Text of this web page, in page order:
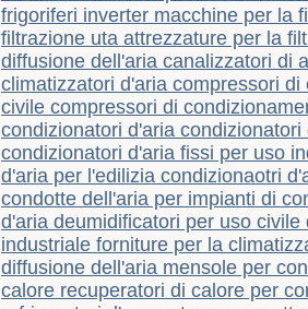
frigoriferi inverter macchine per la
filtrazione uta attrezzature per la
diffusione dell'aria canalizzatori di
climatizzatori d'aria compressori
civile compressori di
condizionatori d'aria
condizionatori d'aria fissi per uso
d'aria per l'edilizia condizionaotri
condotte dell'aria per impianti di
d'aria deumidificatori per uso
industriale forniture per la
diffusione dell'aria mensole per
calore recuperatori di calore per